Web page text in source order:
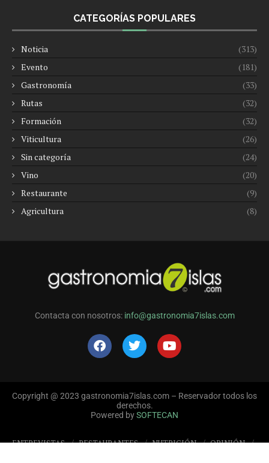
CATEGORÍAS POPULARES
Noticia
(313)
Evento
(181)
Gastronomía
(33)
Rutas
(32)
Formación
(32)
Viticultura
(26)
Sin categoría
(24)
Vino
(20)
Restaurante
(9)
Agricultura
(8)
Contacta con nosotros: info@gastronomia7islas.com
Copyright @ 2023 gastronomia7islas.com – Reservador todos los
derechos.
Powered bySOFTECAN
ENTREVISTAS RESTAURANTES NUTRICIÓN
OPINIÓN